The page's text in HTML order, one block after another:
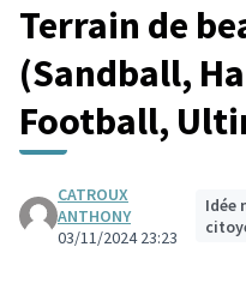
Terrain de
(Sandball,
Football,
CATROUX
ANTHONY
03/11/2024 23:23
Idée